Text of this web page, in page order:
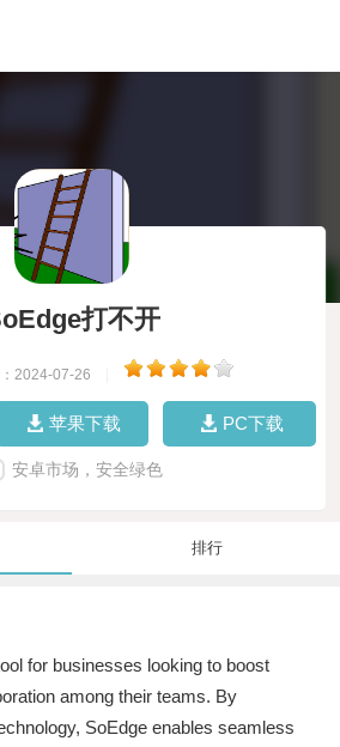
打不开
2024-07-26
苹果下载 PC下载
安卓市场，安全绿色
排行
for businesses looking to boost
among their teams. By
SoEdge enables seamless